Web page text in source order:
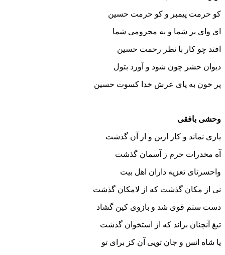
کو حرمت پیمبر و کو حرمت حسین
ای وای بر شما و به محرومی شما
افتد چو کار با نظر رحمت حسین
دیوان حشر چون شود و آورد بتول
پر خون به پای عرش خدا کسوت حسین
وحشی بافقی
یاری نماند و کار ازین و از آن گذشت
آه مخدرات حرم ز آسمان گذشت
واحسرتای تعزیه داران اهل بیت
نی از مکان گذشت که از لامکان گذشت
دست ستم قوی شد و بازوی کین گشاد
تیغ آنچنان براند که از استخوان گذشت
یا شاه انس و جان تویی آن کز برای تو